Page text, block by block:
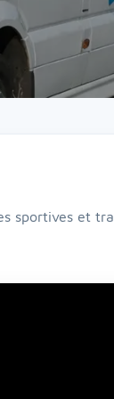
sportives et